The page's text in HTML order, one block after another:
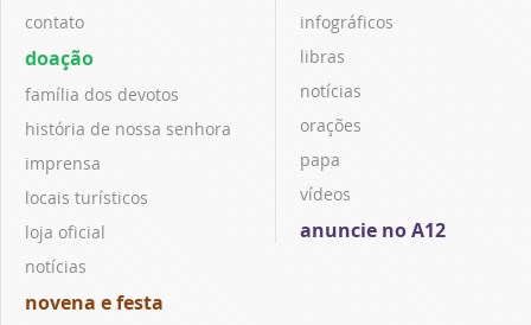
contato
doação
família dos devotos
história de nossa senhora
imprensa
locais turísticos
loja oficial
notícias
novena e festa
infográficos
libras
notícias
orações
papa
vídeos
anuncie no A12